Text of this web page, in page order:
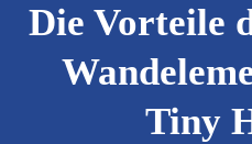
Die Vorteile
Tiny